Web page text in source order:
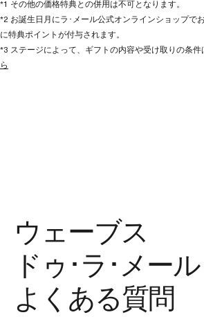
*1 その他の価格特典との併用は不可となります。
*2 お誕生日月にラ･メール公式オンラインショップで
に特典ポイントが付与されます。
*3 ステージによって、ギフトの内容や受け取りの条件
ら
ウェーブス
ドゥ･ラ･メール
よくある質問